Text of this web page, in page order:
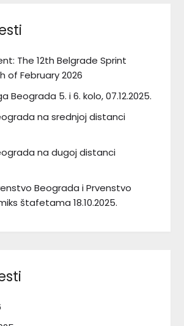
The 12th Belgrade Sprint
of February 2026
Beograda 5. i 6. kolo, 07.12.2025.
na srednjoj distanci
na dugoj distanci
Beograda i Prvenstvo
štafetama 18.10.2025.